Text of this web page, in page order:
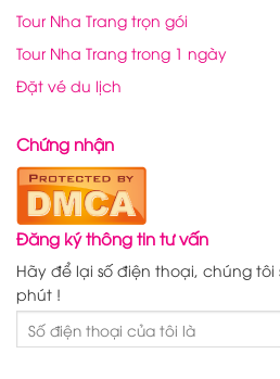
Tour Nha Trang trọn gói
Tour Nha Trang trong 1 ngày
Đặt vé du lịch
Chứng nhận
Đăng ký thông tin tư vấn
Hãy để lại số điện thoại, chúng
phút !